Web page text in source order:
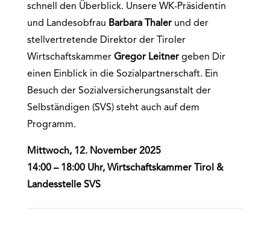
schnell den Überblick. Unsere WK-Präsidentin
und Landesobfrau Barbara Thalerund der
stellvertretende Direktor der Tiroler
Wirtschaftskammer Gregor Leitnergeben Dir
einen Einblick in die Sozialpartnerschaft. Ein
Besuch der Sozialversicherungsanstalt der
Selbständigen (SVS) steht auch auf dem
Programm.
Mittwoch, 12. November 2025
14:00 – 18:00 Uhr, Wirtschaftskammer Tirol &
Landesstelle SVS